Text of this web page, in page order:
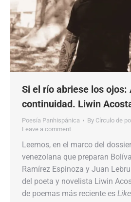
Si el río abriese los ojos:
continuidad. Liwin
Poesía Panhispánica By Círculo de
Leave a comment
Leemos, en el marco del
venezolana que preparan
Ramírez Espinoza y Juan
del poeta y novelista Liwin
de poemas más reciente es